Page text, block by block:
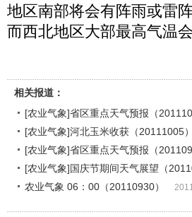
地区南部将会有阵雨或雷
而西北地区大部最高气温
相关报道：
[农业气象]省区重点天气预报（
[农业气象]河北玉米收获（20111005）
[农业气象]省区重点天气预报（
[农业气象]国庆节期间天气展望（
农业气象 06：00（20110930）